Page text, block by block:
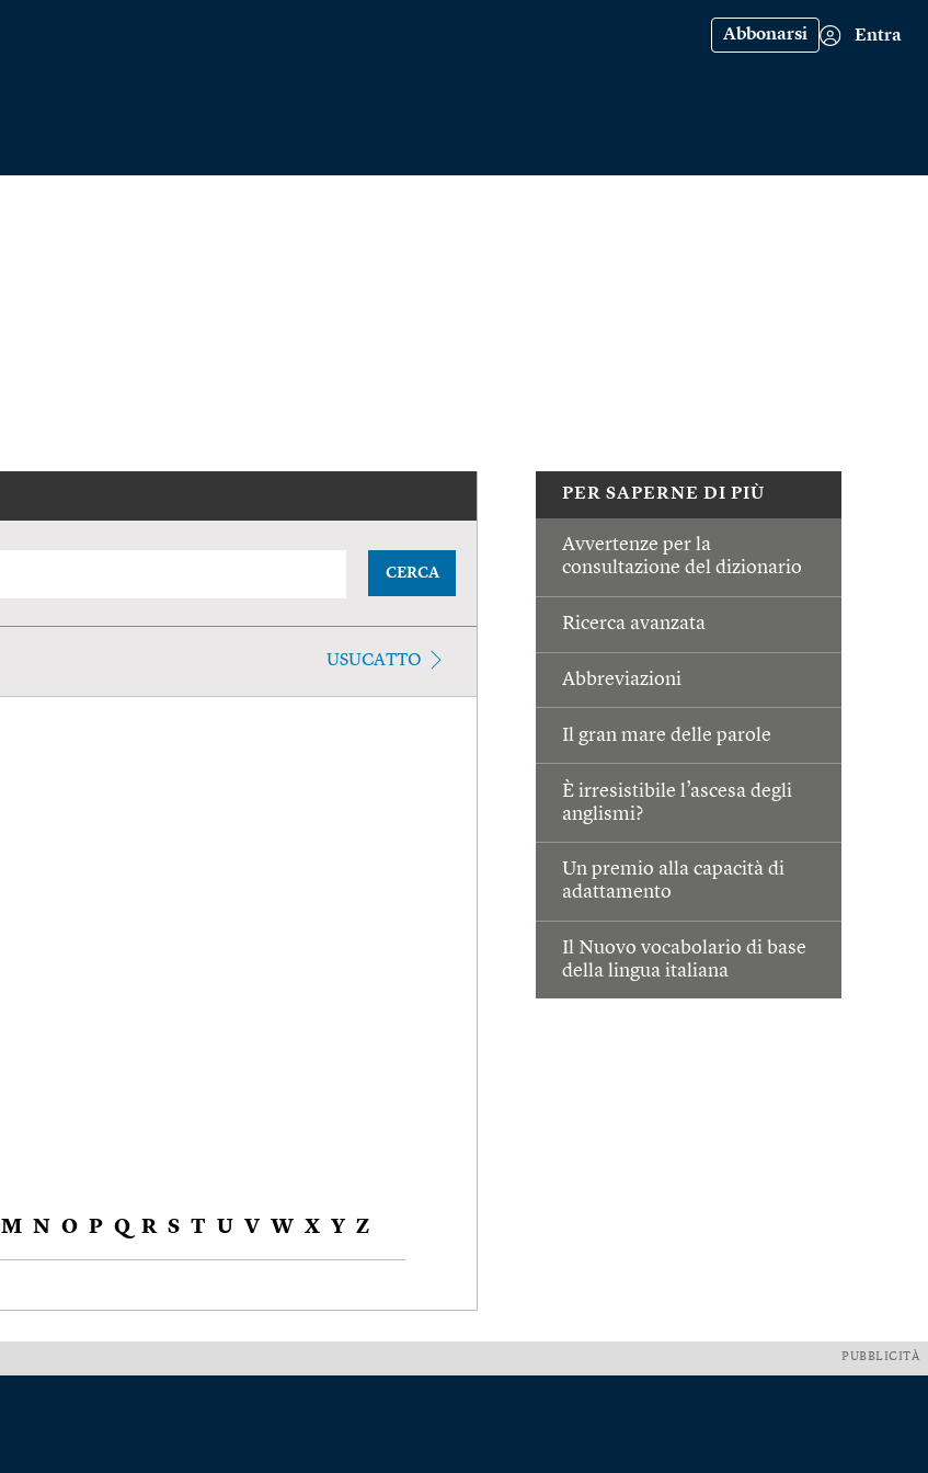
Abbonarsi Entra
PER SAPERNE DI PIÙ
Avvertenze per la
consultazione del dizionario
Ricerca avanzata
Abbreviazioni
Il gran mare delle parole
È irresistibile l’ascesa degli
anglismi?
Un premio alla capacità di
adattamento
Il Nuovo vocabolario di base
della lingua italiana
CERCA
USUCATTO
M N O P Q R S T U V W X Y Z
PUBBLICITÀ